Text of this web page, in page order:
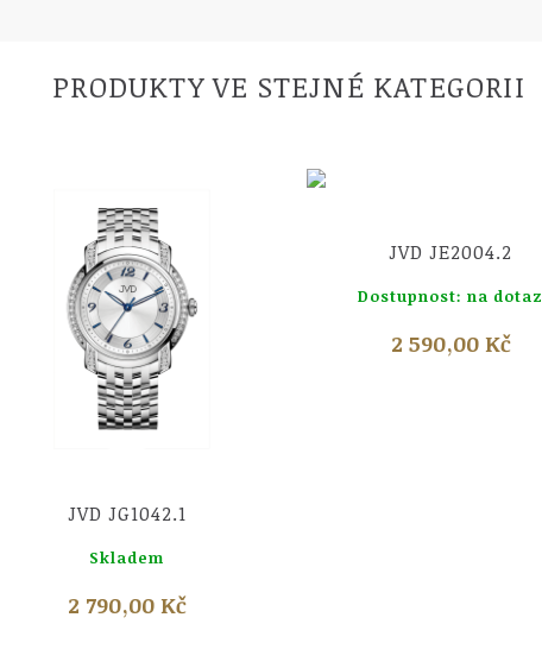
PRODUKTY VE STEJNÉ KATEGORII
JVD JG1042.1
Skladem
2 790,00 Kč
JVD JE2004.2
Dostupnost: na dotaz
2 590,00 Kč